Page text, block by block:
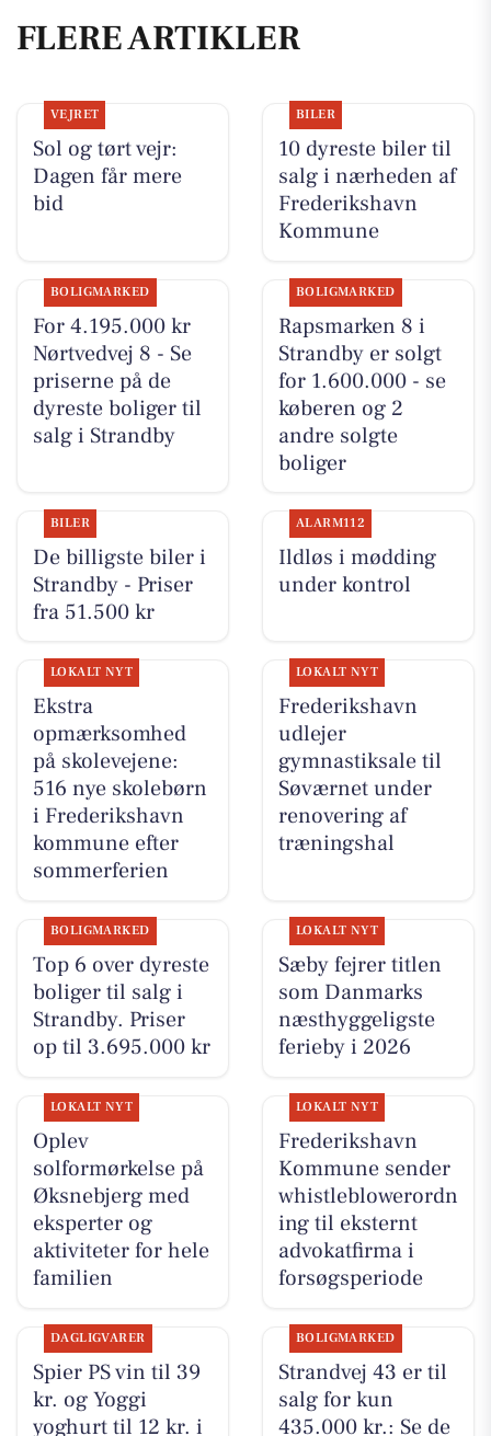
FLERE ARTIKLER
VEJRET
Sol og tørt vejr:
Dagen får mere
bid
BILER
10 dyreste biler til
salg i nærheden af
Frederikshavn
Kommune
BOLIGMARKED
For 4.195.000 kr
Nørtvedvej 8 - Se
priserne på de
dyreste boliger til
salg i Strandby
BOLIGMARKED
Rapsmarken 8 i
Strandby er solgt
for 1.600.000 - se
køberen og 2
andre solgte
boliger
BILER
De billigste biler i
Strandby - Priser
fra 51.500 kr
ALARM112
Ildløs i mødding
under kontrol
LOKALT NYT
Ekstra
opmærksomhed
på skolevejene:
516 nye skolebørn
i Frederikshavn
kommune efter
sommerferien
LOKALT NYT
Frederikshavn
udlejer
gymnastiksale til
Søværnet under
renovering af
træningshal
BOLIGMARKED
Top 6 over dyreste
boliger til salg i
Strandby. Priser
op til 3.695.000 kr
LOKALT NYT
Sæby fejrer titlen
som Danmarks
næsthyggeligste
ferieby i 2026
LOKALT NYT
Oplev
solformørkelse på
Øksnebjerg med
eksperter og
aktiviteter for hele
familien
LOKALT NYT
Frederikshavn
Kommune sender
whistleblowerordn
ing til eksternt
advokatfirma i
forsøgsperiode
DAGLIGVARER
Spier PS vin til 39
kr. og Yoggi
yoghurt til 12 kr. i
BOLIGMARKED
Strandvej 43 er til
salg for kun
435.000 kr.: Se de